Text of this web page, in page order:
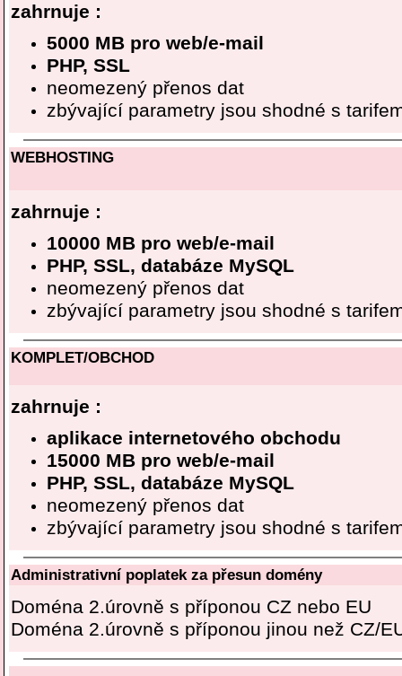
zahrnuje :
5000 MB pro web/e-mail
PHP, SSL
neomezený přenos dat
zbývající parametry jsou shodné s
WEBHOSTING
zahrnuje :
10000 MB pro web/e-mail
PHP, SSL, databáze MySQL
neomezený přenos dat
zbývající parametry jsou shodné s
KOMPLET/OBCHOD
zahrnuje :
aplikace internetového obchodu
15000 MB pro web/e-mail
PHP, SSL, databáze MySQL
neomezený přenos dat
zbývající parametry jsou shodné s
Administrativní poplatek za přesun domény
Doména 2.úrovně s příponou CZ nebo EU
Doména 2.úrovně s příponou jinou než CZ/